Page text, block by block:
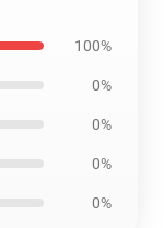
100%
0%
0%
0%
0%